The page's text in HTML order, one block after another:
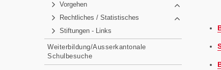
Vorgehen
Rechtliches / Statistisches
Stiftungen - Links
Weiterbildung/Ausserkantonale
Schulbesuche